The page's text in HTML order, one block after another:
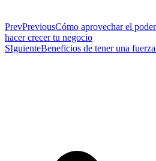
PrevPreviousCómo aprovechar el
hacer crecer tu negocio
SIguienteBeneficios de tener una